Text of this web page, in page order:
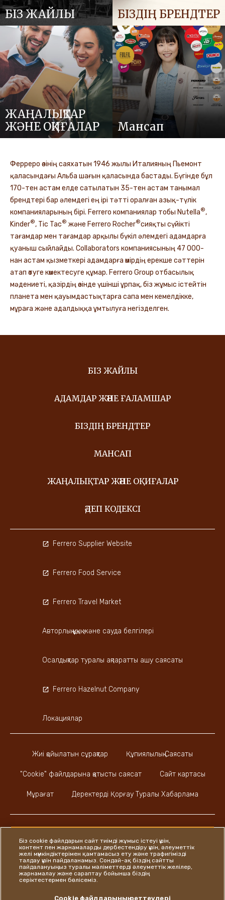
БІЗ ЖАЙЛЫ БІЗДІҢ БРЕНДТЕР
ЖАҢАЛЫҚТАР
ЖӘНЕ ОҚИҒАЛАР
Мансап
Ферреро өзінің саяхатын 1946 жылы Италияның Пьемонт
қаласындағы Альба шағын қаласында бастады. Бүгінде бұл
170-тен астам елде сатылатын 35-тен астам танымал
брендтері бар әлемдегі ең ірі тәтті оралған азық-түлік
компанияларының бірі. Ferrero компаниялар тобы Nutella®,
Kinder®, Tic Tac® және Ferrero Rocher®сияқты сүйікті
тағамдар мен тағамдар арқылы бүкіл әлемдегі адамдарға
қуаныш сыйлайды. Collaborators компаниясының 47 000-
нан астам қызметкері адамдарға өмірдің ерекше сәттерін
атап өтуге көмектесуге құмар. Ferrero Group отбасылық
мәдениеті, қазірдің өзінде үшінші ұрпақ, біз жұмыс істейтін
планета мен қауымдастықтарға сапа мен кемелдікке,
мұраға және адалдыққа ұмтылуға негізделген.
БІЗ ЖАЙЛЫ
АДАМДАР ЖӘНЕ ҒАЛАМШАР
БІЗДІҢ БРЕНДТЕР
МАНСАП
ЖАҢАЛЫҚТАР ЖӘНЕ ОҚИҒАЛАР
ӘДЕП КОДЕКСІ
Жиі қойылатын сұрақтар Құпиялылық Саясаты
"Cookie" файлдарына қатысты саясат Сайт картасы
Мұрағат Деректерді Қорғау Туралы Хабарлама
Ferrero Supplier Website
Ferrero Food Service
Ferrero Travel Market
Авторлық құқық және сауда белгілері
Осалдықтар туралы ақпаратты ашу саясаты
Ferrero Hazelnut Company
Локациялар
Instagram
LinkedIn
Facebook
Біз cookie файлдарын сайт тиімді жұмыс істеуі үшін,
контент пен жарнамаларды дербестендіру үшін, әлеуметтік
желі мүмкіндіктерімен қамтамасыз ету және трафигімізді
талдау үшін пайдаланамыз. Сондай-ақ біздің сайтты
пайдалануыңыз туралы мәліметтерді әлеуметтік желілер,
жарнамалау және сараптау бойынша біздің
серіктестермен бөлісеміз.
Cookie файлдарының реттеулері